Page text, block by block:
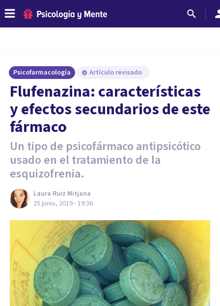
Psicofarmacología Artículo revisado
Flufenazina: características
y efectos secundarios de este
fármaco
Un tipo de psicofármaco antipsicótico
usado en el tratamiento de la
esquizofrenia.
Laura Ruiz Mitjana
25 junio, 2019 - 19:36